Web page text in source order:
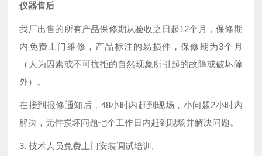
仪器售后
我厂出售的所有产品保修期从验收之日起12个月，保修期
内免费上门维修，产品标注的易损件，保修期为3个月
（人为因素或不可抗拒的自然现象所引起的故障或破坏除
外）。
在接到报修通知后，48小时内赶到现场，小问题2小时内
解决，元件损坏问题七个工作日内赶到现场并解决问题。
3. 技术人员免费上门安装调试培训。